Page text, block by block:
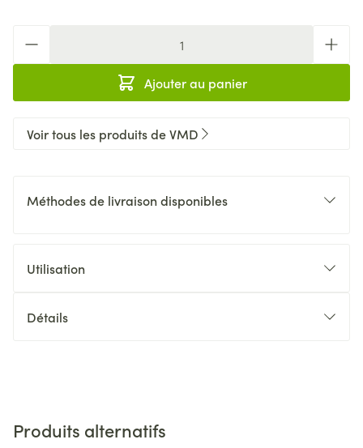
Ajouter au panier
Voir tous les produits de VMD
Méthodes de livraison disponibles
Utilisation
Détails
Produits alternatifs